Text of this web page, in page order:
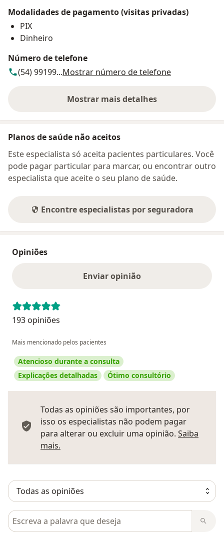
Modalidades de pagamento (visitas privadas)
PIX
Dinheiro
Número de telefone
(54) 99199...Mostrar número de telefone
Mostrar mais detalhes
sobre o endereço
Planos de saúde não aceitos
Este especialista só aceita pacientes particulares. Você
pode pagar particular para marcar, ou encontrar outro
especialista que aceite o seu plano de saúde.
Encontre especialistas por seguradora
Opiniões
Enviar opinião
193 opiniões
Mais mencionado pelos pacientes
Atencioso durante a consulta
Explicações detalhadas
Ótimo consultório
Todas as opiniões são importantes, por
isso os especialistas não podem pagar
para alterar ou excluir uma opinião. Saiba
mais.
Pesquisar em opiniões